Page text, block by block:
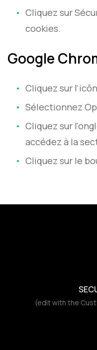
Cliquez sur
cookies.
Google
Cliquez sur
Sélectionnez
Cliquez sur
accédez à la
Cliquez sur le
(edit with the